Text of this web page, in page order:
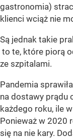
gastronomia)
klienci wciąż nie
Są jednak takie
to te, które piorą
ze szpitalami.
Pandemia
na dostawy prądu
każdego roku, ile
Ponieważ w 2020
się na nie kary.